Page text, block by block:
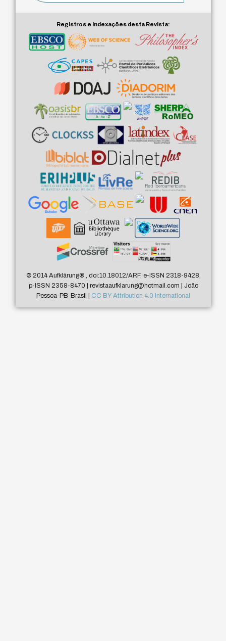
Registros e Indexações desta Revista:
© 2014 Aufklärung®, doi:10.18012/ARF, e-ISSN 2318-9428,
p-ISSN 2358-8470 | revistaaufklarung@hotmail.com | João
Pessoa-PB-Brasil | CC BY Attribution 4.0 International